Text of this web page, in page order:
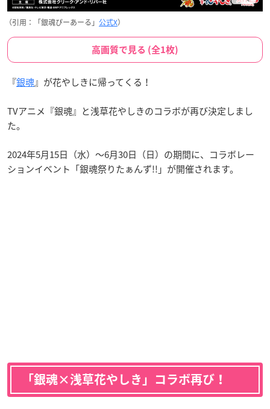
（引用：「銀魂ぴーあーる」 公式X）
高画質で見る (全1枚)
『銀魂』が花やしきに帰ってくる！
TVアニメ『銀魂』と浅草花やしきのコラボが再び決定しまし
た。
2024年5月15日（水）～6月30日（日）の期間に、コラボレー
ションイベント「銀魂祭りたぁんず!!」が開催されます。
「銀魂×浅草花やしき」コラボ再び！